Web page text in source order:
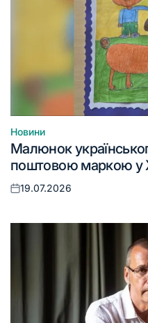
Опублікувати
у
Новини
Малюнок
поштовою маркою у
Оприлюднено
19.07.2026